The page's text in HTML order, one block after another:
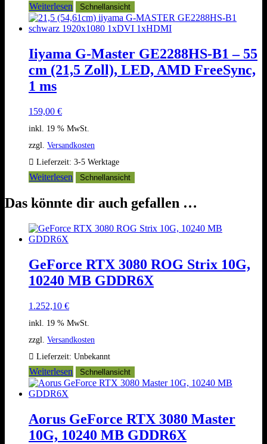
Weiterlesen Schnellansicht
Iiyama G-Master GE2288HS-B1 – 55
cm (21,5 Zoll), LED, AMD FreeSync,
1 ms
159,00 €
inkl. 19 % MwSt.
zzgl. Versandkosten
Lieferzeit: 3-5 Werktage
Weiterlesen Schnellansicht
Das könnte dir auch gefallen …
GeForce RTX 3080 ROG Strix 10G,
10240 MB GDDR6X
1.252,10 €
inkl. 19 % MwSt.
zzgl. Versandkosten
Lieferzeit: Unbekannt
Weiterlesen Schnellansicht
Aorus GeForce RTX 3080 Master
10G, 10240 MB GDDR6X